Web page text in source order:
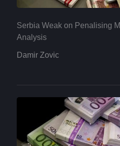
Serbia Weak on Penalising
Analysis
Damir Zovic